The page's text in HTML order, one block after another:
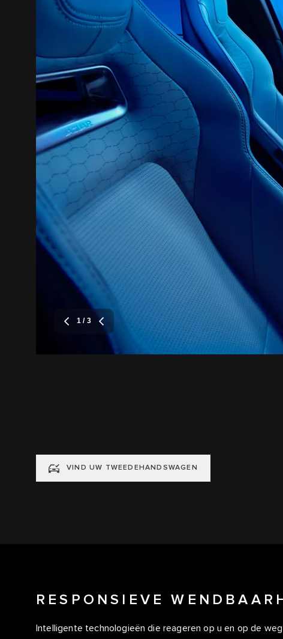
1 / 3
VIND UW TWEEDEHANDSWAGEN
RESPONSIEVE
Intelligente technologieën die reageren op u en op de